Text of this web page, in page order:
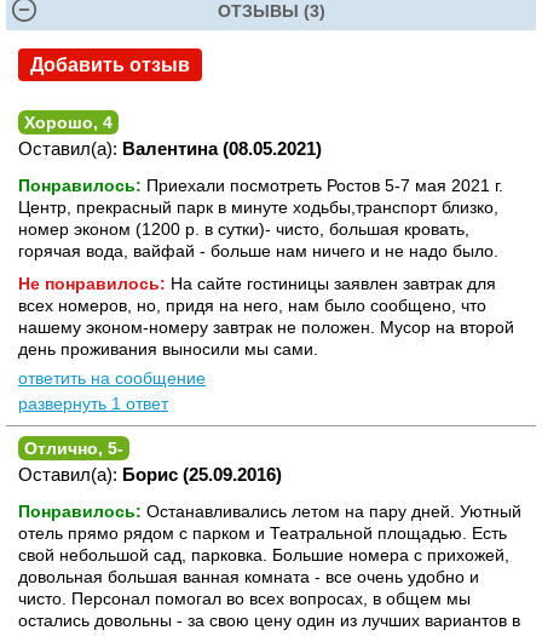
ОТЗЫВЫ (3)
Добавить отзыв
Хорошо, 4
Оставил(а): Валентина (08.05.2021)
Понравилось: Приехали посмотреть Ростов 5-7 мая 2021 г.
Центр, прекрасный парк в минуте ходьбы,транспорт близко,
номер эконом (1200 р. в сутки)- чисто, большая кровать,
горячая вода, вайфай - больше нам ничего и не надо было.
Не понравилось: На сайте гостиницы заявлен завтрак для
всех номеров, но, придя на него, нам было сообщено, что
нашему эконом-номеру завтрак не положен. Мусор на второй
день проживания выносили мы сами.
ответить на сообщение
развернуть 1 ответ
Отлично, 5-
Оставил(а): Борис (25.09.2016)
Понравилось: Останавливались летом на пару дней. Уютный
отель прямо рядом с парком и Театральной площадью. Есть
свой небольшой сад, парковка. Большие номера с прихожей,
довольная большая ванная комната - все очень удобно и
чисто. Персонал помогал во всех вопросах, в общем мы
остались довольны - за свою цену один из лучших вариантов в